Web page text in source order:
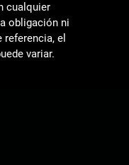
cualquier
obligación ni
el
variar.